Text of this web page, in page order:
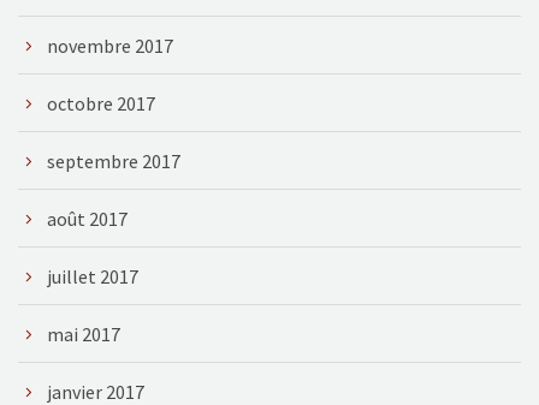
novembre 2017
octobre 2017
septembre 2017
août 2017
juillet 2017
mai 2017
janvier 2017